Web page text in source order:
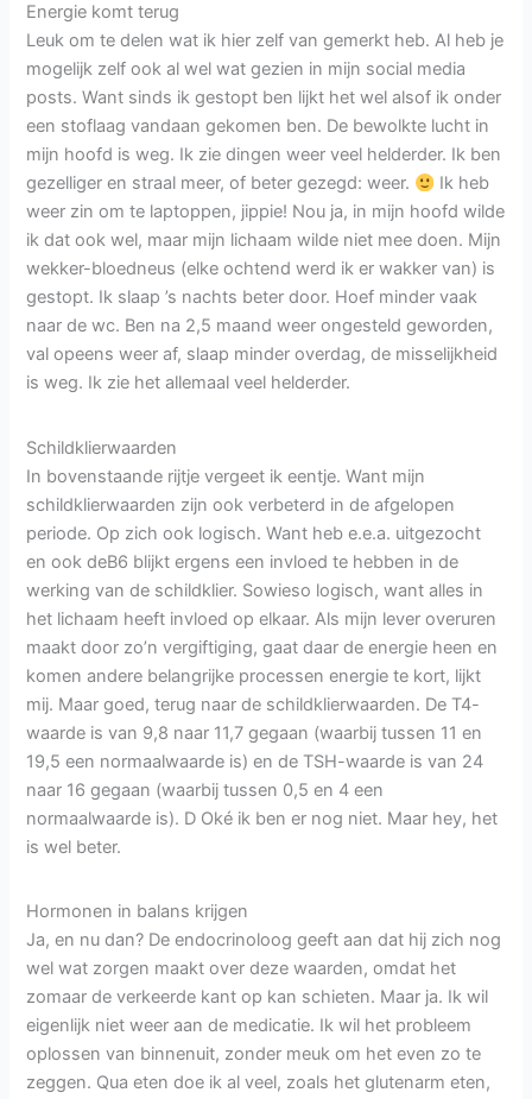
Energie komt terug
Leuk om te delen wat ik hier zelf van gemerkt heb. Al heb je
mogelijk zelf ook al wel wat gezien in mijn social media
posts. Want sinds ik gestopt ben lijkt het wel alsof ik onder
een stoflaag vandaan gekomen ben. De bewolkte lucht in
mijn hoofd is weg. Ik zie dingen weer veel helderder. Ik ben
gezelliger en straal meer, of beter gezegd: weer.
Ik heb
weer zin om te laptoppen, jippie! Nou ja, in mijn hoofd wilde
ik dat ook wel, maar mijn lichaam wilde niet mee doen. Mijn
wekker-bloedneus (elke ochtend werd ik er wakker van) is
gestopt. Ik slaap ’s nachts beter door. Hoef minder vaak
naar de wc. Ben na 2,5 maand weer ongesteld geworden,
val opeens weer af, slaap minder overdag, de misselijkheid
is weg. Ik zie het allemaal veel helderder.
Schildklierwaarden
In bovenstaande rijtje vergeet ik eentje. Want mijn
schildklierwaarden zijn ook verbeterd in de afgelopen
periode. Op zich ook logisch. Want heb e.e.a. uitgezocht
en ook deB6 blijkt ergens een invloed te hebben in de
werking van de schildklier. Sowieso logisch, want alles in
het lichaam heeft invloed op elkaar. Als mijn lever overuren
maakt door zo’n vergiftiging, gaat daar de energie heen en
komen andere belangrijke processen energie te kort, lijkt
mij. Maar goed, terug naar de schildklierwaarden. De T4-
waarde is van 9,8 naar 11,7 gegaan (waarbij tussen 11 en
19,5 een normaalwaarde is) en de TSH-waarde is van 24
naar 16 gegaan (waarbij tussen 0,5 en 4 een
normaalwaarde is). D Oké ik ben er nog niet. Maar hey, het
is wel beter.
Hormonen in balans krijgen
Ja, en nu dan? De endocrinoloog geeft aan dat hij zich nog
wel wat zorgen maakt over deze waarden, omdat het
zomaar de verkeerde kant op kan schieten. Maar ja. Ik wil
eigenlijk niet weer aan de medicatie. Ik wil het probleem
oplossen van binnenuit, zonder meuk om het even zo te
zeggen. Qua eten doe ik al veel, zoals het glutenarm eten,